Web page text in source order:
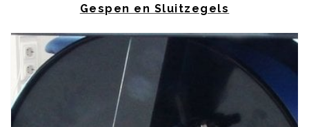
Gespen en Sluitzegels